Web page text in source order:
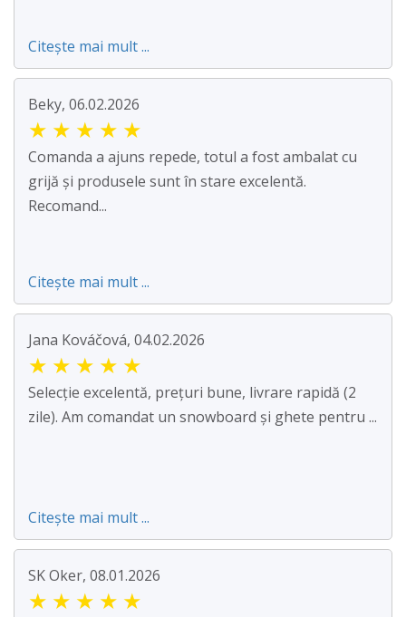
Citește mai mult ...
Beky, 06.02.2026
★ ★ ★ ★ ★
Comanda a ajuns repede, totul a fost ambalat cu
grijă și produsele sunt în stare excelentă.
Recomand...
Citește mai mult ...
Jana Kováčová, 04.02.2026
★ ★ ★ ★ ★
Selecție excelentă, prețuri bune, livrare rapidă (2
zile). Am comandat un snowboard și ghete pentru ...
Citește mai mult ...
SK Oker, 08.01.2026
★ ★ ★ ★ ★